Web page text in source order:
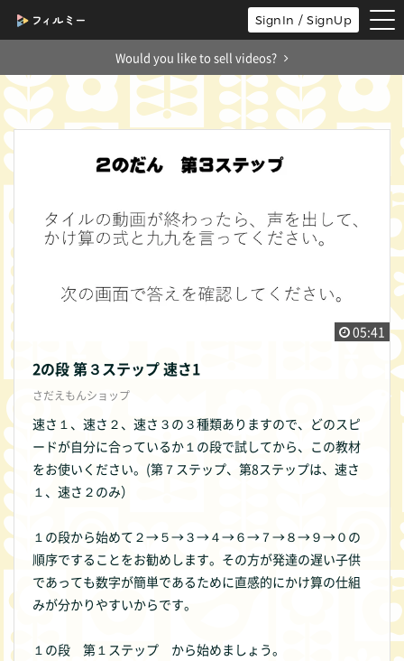
SignIn / SignUp
Would you like to sell videos?
05:41
2の段 第３ステップ 速さ1
さだえもんショップ
速さ１、速さ２、速さ３の３種類ありますので、どのスピ
ードが自分に合っているか１の段で試してから、この教材
をお使いください。(第７ステップ、第8ステップは、速さ
１、速さ２のみ）
１の段から始めて２→５→３→４→６→７→８→９→０の
順序ですることをお勧めします。その方が発達の遅い子供
であっても数字が簡単であるために直感的にかけ算の仕組
みが分かりやすいからです。
１の段 第１ステップ から始めましょう。